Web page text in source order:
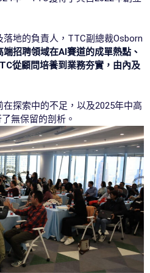
地的負責人，TTC副總裁Osborn
招聘領域在AI賽道的成單熱點、
從顧問培養到業務夯實，由內及
探索中的不足，以及2025年中高
無保留的剖析。